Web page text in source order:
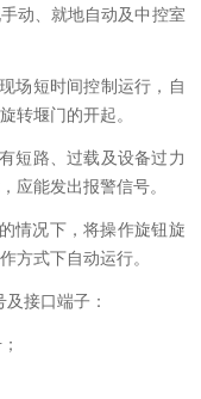
动、就地自动及中控室
场短时间控制运行，自
转堰门的开起。
短路、过载及设备过力
应能发出报警信号。
情况下，将操作旋钮旋
方式下自动运行。
接口端子：